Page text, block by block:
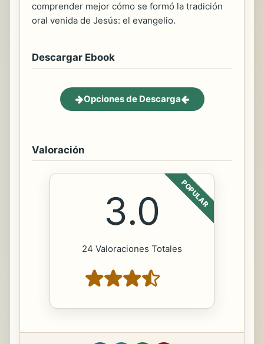
comprender mejor cómo se formó la tradición
oral venida de Jesús: el evangelio.
Descargar Ebook
Opciones de Descarga
Valoración
POPULAR
3.0
24 Valoraciones Totales